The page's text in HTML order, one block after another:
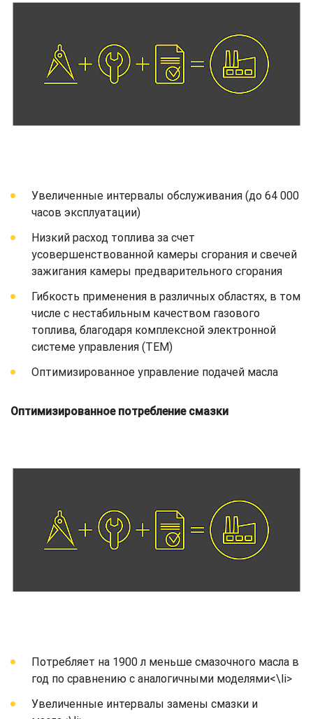
Увеличенные интервалы обслуживания (до 64 000
часов эксплуатации)
Низкий расход топлива за счет
усовершенствованной камеры сгорания и свечей
зажигания камеры предварительного сгорания
Гибкость применения в различных областях, в том
числе с нестабильным качеством газового
топлива, благодаря комплексной электронной
системе управления (TEM)
Оптимизированное управление подачей масла
Оптимизированное потребление смазки
Потребляет на 1900 л меньше смазочного масла в
год по сравнению с аналогичными моделями<\li>
Увеличенные интервалы замены смазки и